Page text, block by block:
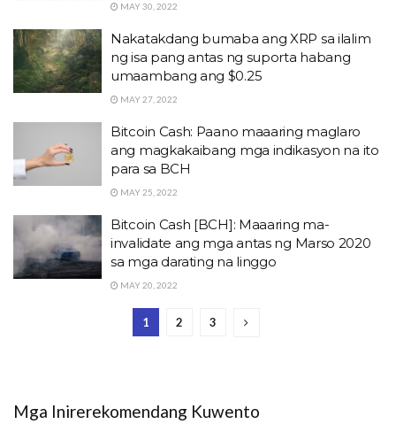
MAY 30, 2022
Nakatakdang bumaba ang XRP sa ilalim
ng isa pang antas ng suporta habang
umaambang ang $0.25
MAY 27, 2022
Bitcoin Cash: Paano maaaring maglaro
ang magkakaibang mga indikasyon na ito
para sa BCH
MAY 25, 2022
Bitcoin Cash [BCH]: Maaaring ma-
invalidate ang mga antas ng Marso 2020
sa mga darating na linggo
MAY 20, 2022
1 2 3
Mga Inirerekomendang Kuwento